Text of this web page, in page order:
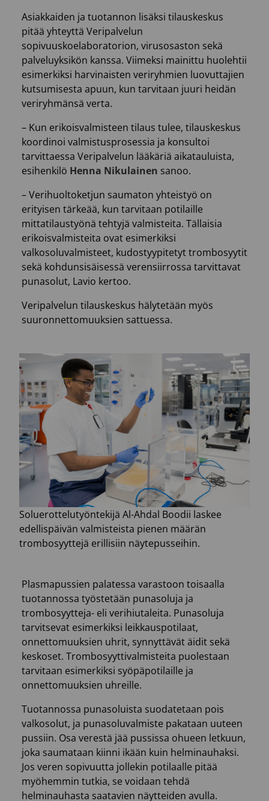
Asiakkaiden ja tuotannon lisäksi tilauskeskus
pitää yhteyttä Veripalvelun
sopivuuskoelaboratorion, virusosaston sekä
palveluyksikön kanssa. Viimeksi mainittu huolehtii
esimerkiksi harvinaisten veriryhmien luovuttajien
kutsumisesta apuun, kun tarvitaan juuri heidän
veriryhmänsä verta.
– Kun erikoisvalmisteen tilaus tulee, tilauskeskus
koordinoi valmistusprosessia ja konsultoi
tarvittaessa Veripalvelun lääkäriä aikatauluista,
esihenkilö Henna Nikulainen sanoo.
– Verihuoltoketjun saumaton yhteistyö on
erityisen tärkeää, kun tarvitaan potilaille
mittatilaustyönä tehtyjä valmisteita. Tällaisia
erikoisvalmisteita ovat esimerkiksi
valkosoluvalmisteet, kudostyypitetyt trombosyytit
sekä kohdunsisäisessä verensiirrossa tarvittavat
punasolut, Lavio kertoo.
Veripalvelun tilauskeskus hälytetään myös
suuronnettomuuksien sattuessa.
Soluerottelutyöntekijä Al-Ahdal Boodii laskee
edellispäivän valmisteista pienen määrän
trombosyyttejä erillisiin näytepusseihin.
Plasmapussien palatessa varastoon toisaalla
tuotannossa työstetään punasoluja ja
trombosyytteja- eli verihiutaleita. Punasoluja
tarvitsevat esimerkiksi leikkauspotilaat,
onnettomuuksien uhrit, synnyttävät äidit sekä
keskoset. Trombosyyttivalmisteita puolestaan
tarvitaan esimerkiksi syöpäpotilaille ja
onnettomuuksien uhreille.
Tuotannossa punasoluista suodatetaan pois
valkosolut, ja punasoluvalmiste pakataan uuteen
pussiin. Osa verestä jää pussissa ohueen letkuun,
joka saumataan kiinni ikään kuin helminauhaksi.
Jos veren sopivuutta jollekin potilaalle pitää
myöhemmin tutkia, se voidaan tehdä
helminauhasta saatavien näytteiden avulla.